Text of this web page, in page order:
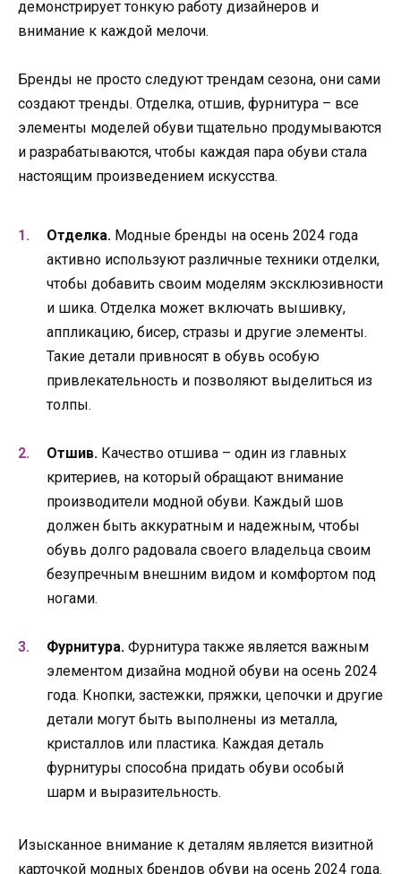
демонстрирует тонкую работу дизайнеров и
внимание к каждой мелочи.
Бренды не просто следуют трендам сезона, они сами
создают тренды. Отделка, отшив, фурнитура – все
элементы моделей обуви тщательно продумываются
и разрабатываются, чтобы каждая пара обуви стала
настоящим произведением искусства.
Отделка. Модные бренды на осень 2024 года
активно используют различные техники отделки,
чтобы добавить своим моделям эксклюзивности
и шика. Отделка может включать вышивку,
аппликацию, бисер, стразы и другие элементы.
Такие детали привносят в обувь особую
привлекательность и позволяют выделиться из
толпы.
Отшив. Качество отшива – один из главных
критериев, на который обращают внимание
производители модной обуви. Каждый шов
должен быть аккуратным и надежным, чтобы
обувь долго радовала своего владельца своим
безупречным внешним видом и комфортом под
ногами.
Фурнитура. Фурнитура также является важным
элементом дизайна модной обуви на осень 2024
года. Кнопки, застежки, пряжки, цепочки и другие
детали могут быть выполнены из металла,
кристаллов или пластика. Каждая деталь
фурнитуры способна придать обуви особый
шарм и выразительность.
Изысканное внимание к деталям является визитной
карточкой модных брендов обуви на осень 2024 года.